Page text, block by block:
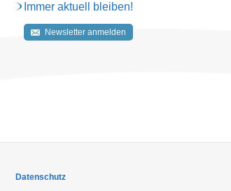
Immer aktuell bleiben!
Newsletter anmelden
Datenschutz